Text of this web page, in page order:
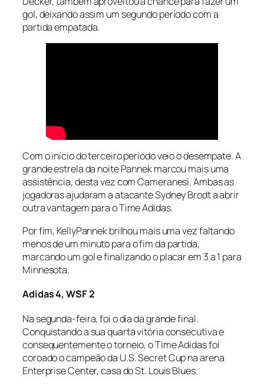
gol, deixando assim um segundo período com a
partida empatada.
Com o início do terceiro período veio o desempate. A
grande estrela da noite Pannek marcou mais uma
assistência, desta vez com Cameranesi. Ambas as
jogadoras ajudaram a atacante Sydney Brodt a abrir
outra vantagem para o Time Adidas.
Por fim, KellyPannek brilhou mais uma vez faltando
menos de um minuto para o fim da partida,
marcando um gol e finalizando o placar em 3 a 1 para
Minnesota.
Adidas 4, WSF 2
Na segunda-feira, foi o dia da grande final.
Conquistando a sua quarta vitória consecutiva e
consequentemente o torneio, o Time Adidas foi
coroado o campeão da U.S. Secret Cup na arena
Enterprise Center, casa do St. Louis Blues.